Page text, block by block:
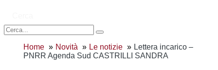
Home Novità Le notizie
Lettera incarico –
PNRR Agenda Sud CASTRILLI SANDRA